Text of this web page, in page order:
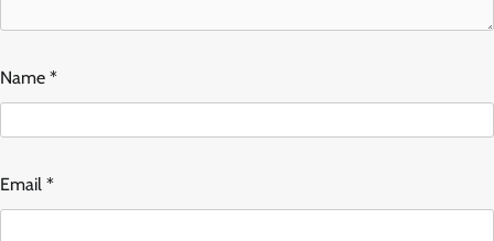
Name *
Email *